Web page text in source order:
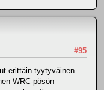
#95
erittäin tyytyväinen
WRC-pösön